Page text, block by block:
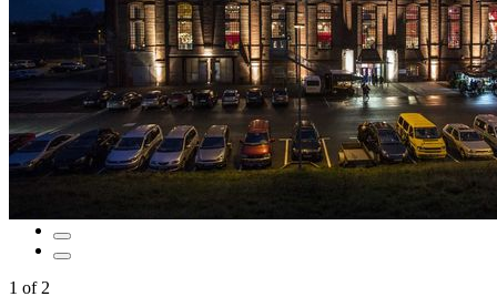
1 of 2